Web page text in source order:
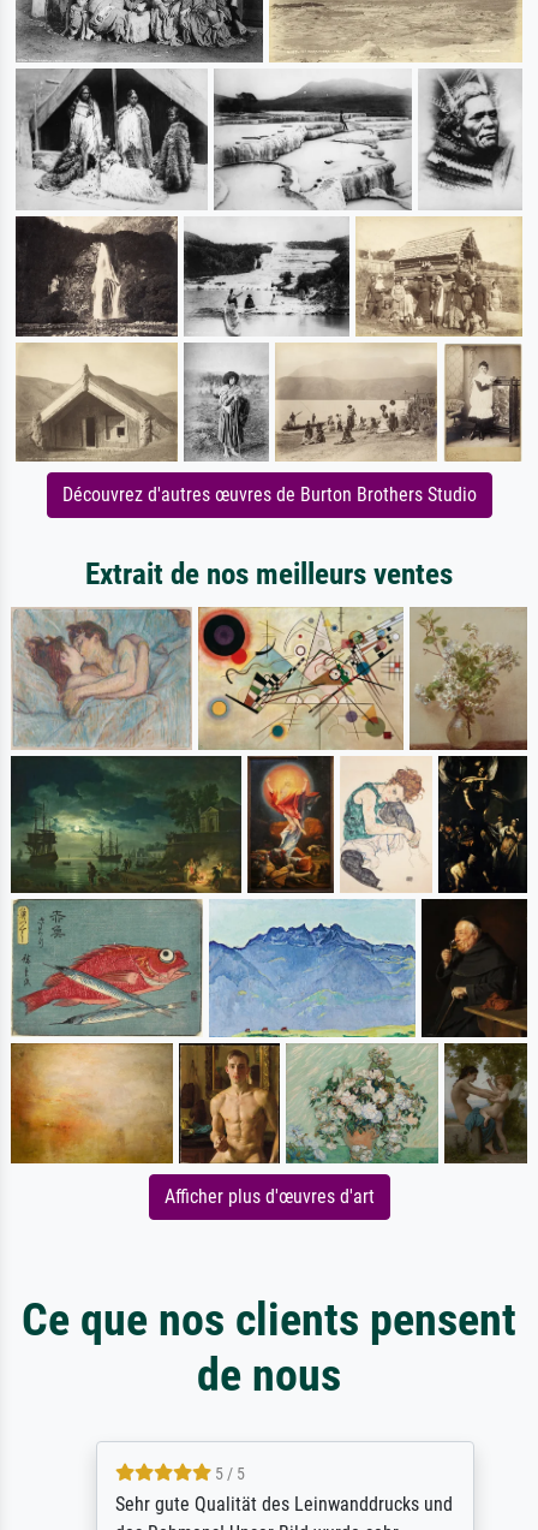
Découvrez d'autres œuvres de Burton Brothers Studio
Extrait de nos meilleurs ventes
Afficher plus d'œuvres d'art
Ce que nos clients pensent
de nous
5 / 5
Sehr gute Qualität des Leinwanddrucks und